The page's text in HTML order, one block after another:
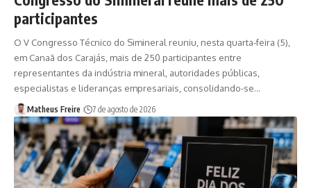
participantes
O V Congresso Técnico do Simineral reuniu, nesta quarta-feira (5),
em Canaã dos Carajás, mais de 250 participantes entre
representantes da indústria mineral, autoridades públicas,
especialistas e lideranças empresariais, consolidando-se…
Matheus Freire 7 de agosto de 2026